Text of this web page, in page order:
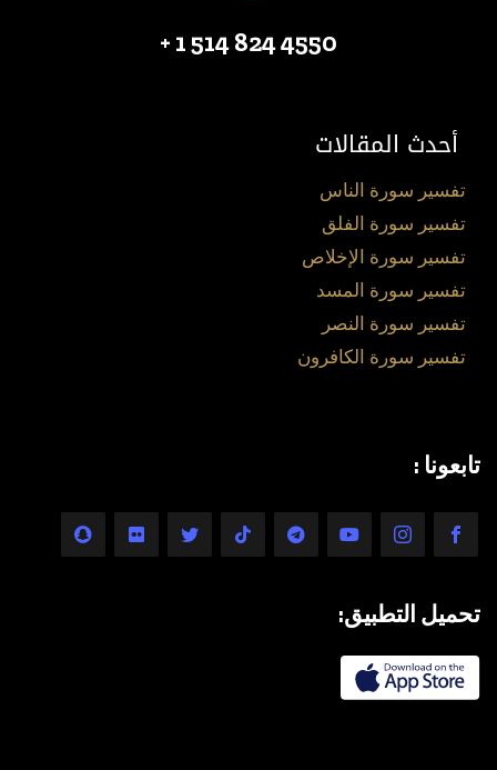
4550 824 514 1 +
أحدث المقالات
تفسير سورة الناس
تفسير سورة الفلق
تفسير سورة الإخلاص
تفسير سورة المسد
تفسير سورة النصر
تفسير سورة الكافرون
تابعونا :
تحميل التطبيق: